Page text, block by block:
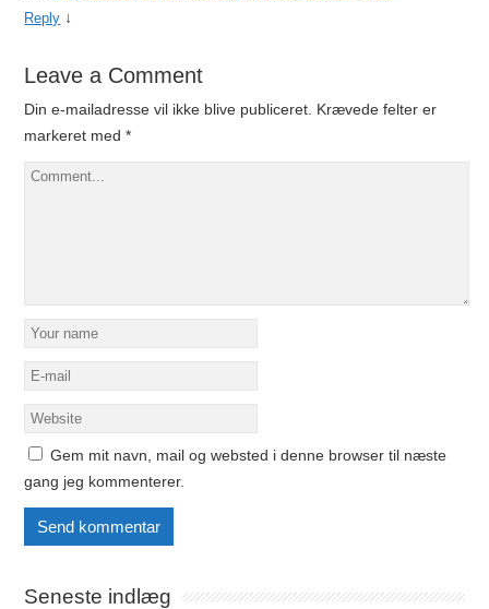
Reply ↓
Leave a Comment
Din e-mailadresse vil ikke blive publiceret. Krævede felter er
markeret med*
Gem mit navn, mail og websted i denne browser til næste
gang jeg kommenterer.
Seneste indlæg